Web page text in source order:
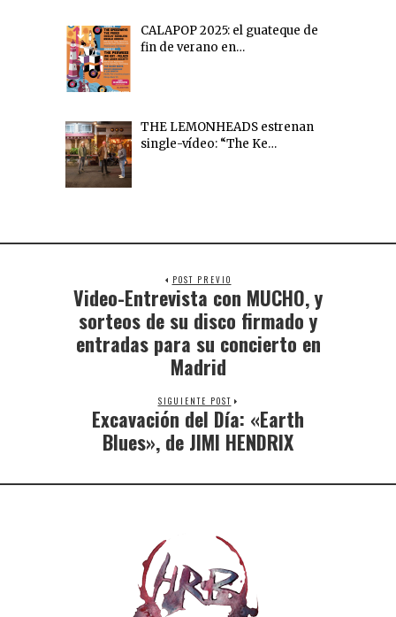
CALAPOP 2025: el guateque de
fin de verano en…
THE LEMONHEADS estrenan
single-vídeo: “The Ke…
POST PREVIO
Video-Entrevista con MUCHO, y
sorteos de su disco firmado y
entradas para su concierto en
Madrid
SIGUIENTE POST
Excavación del Día: «Earth
Blues», de JIMI HENDRIX